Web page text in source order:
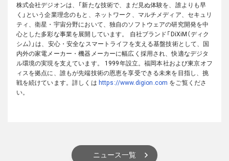
株式会社デジオンは、「新たな技術で、まだ見ぬ体験を、誰よりも早
く」という企業理念のもと、ネットワーク、マルチメディア、セキュリ
ティ、衛星・宇宙分野において、独自のソフトウェアの研究開発を中
心とした多彩な事業を展開しています。
自社ブランド「DiXiM（ディク
シム）」は、安心・安全なスマートライフを支える基盤技術として、国
内外の家電メーカー・機器メーカーに幅広く採用され、快適なデジタ
ル環境の実現を支えています。
1999年設立。福岡本社および東京オフ
ィスを拠点に、誰もが先端技術の恩恵を享受できる未来を目指し、挑
戦を続けています。詳しくは https://www.digion.com をご覧くださ
い。
ニュース一覧